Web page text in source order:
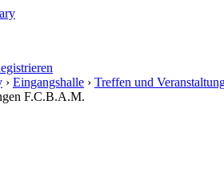
› Eingangshalle › Treffen und
F.C.B.A.M.